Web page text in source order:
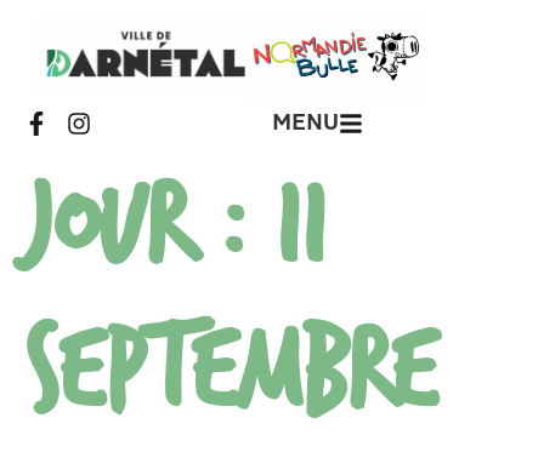
MENU
Jour : 11
septembre